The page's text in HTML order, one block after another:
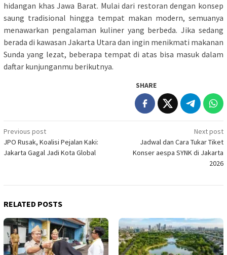
hidangan khas Jawa Barat. Mulai dari restoran dengan konsep
saung tradisional hingga tempat makan modern, semuanya
menawarkan pengalaman kuliner yang berbeda. Jika sedang
berada di kawasan Jakarta Utara dan ingin menikmati makanan
Sunda yang lezat, beberapa tempat di atas bisa masuk dalam
daftar kunjunganmu berikutnya.
SHARE
Post
navigation
Previous post
JPO Rusak, Koalisi Pejalan Kaki:
Jakarta Gagal Jadi Kota Global
Next post
Jadwal dan Cara Tukar Tiket
Konser aespa SYNK di Jakarta
2026
RELATED POSTS